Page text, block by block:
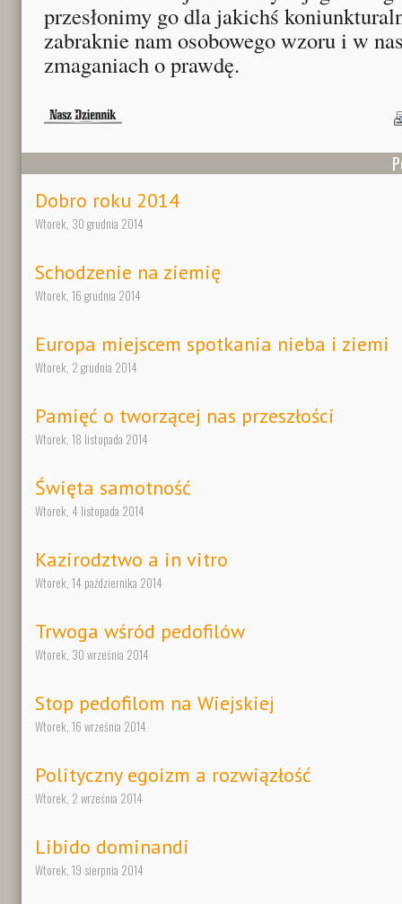
przesłonimy go dla jakichś
zabraknie nam osobowego wzoru i w
zmaganiach o prawdę.
Dobro roku 2014
Wtorek, 30 grudnia 2014
Schodzenie na ziemię
Wtorek, 16 grudnia 2014
Europa miejscem spotkania nieba i ziemi
Wtorek, 2 grudnia 2014
Pamięć o tworzącej nas przeszłości
Wtorek, 18 listopada 2014
Święta samotność
Wtorek, 4 listopada 2014
Kazirodztwo a in vitro
Wtorek, 14 października 2014
Trwoga wśród pedofilów
Wtorek, 30 września 2014
Stop pedofilom na Wiejskiej
Wtorek, 16 września 2014
Polityczny egoizm a rozwiązłość
Wtorek, 2 września 2014
Libido dominandi
Wtorek, 19 sierpnia 2014